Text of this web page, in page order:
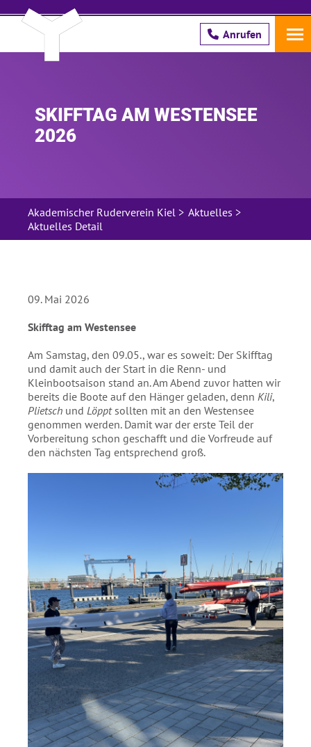
Anrufen
Pflichtfeld
Name*
Pflichtfeld
E-Mail Adresse*
Absenden
SKIFFTAG AM WESTENSEE
2026
Akademischer Ruderverein Kiel > Aktuelles >
Aktuelles Detail
09. Mai 2026
Skifftag am Westensee
Am Samstag, den 09.05., war es soweit: Der Skifftag
und damit auch der Start in die Renn- und
Kleinbootsaison stand an. Am Abend zuvor hatten wir
bereits die Boote auf den Hänger geladen, denn Kili,
Plietsch und Löpptsollten mit an den Westensee
genommen werden. Damit war der erste Teil der
Vorbereitung schon geschafft und die Vorfreude auf
den nächsten Tag entsprechend groß.